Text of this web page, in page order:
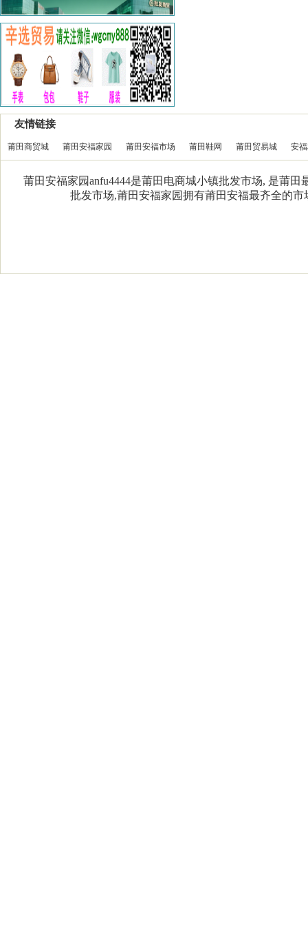
友情链接
莆田商贸城 莆田安福家园 莆田安福市场 莆田鞋网 莆田贸易城 安
莆田安福家园anfu4444是莆田电商城小镇批发市场, 是莆
批发市场,莆田安福家园拥有莆田安福最齐全的